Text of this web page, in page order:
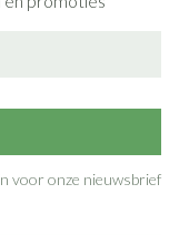
voor onze nieuwsbrief